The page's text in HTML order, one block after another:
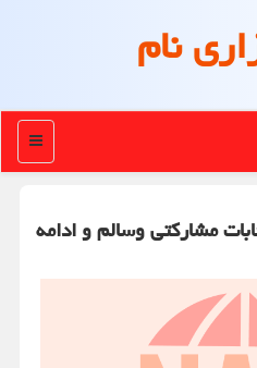
نام
منو
مشارکتی وسالم و ادامه